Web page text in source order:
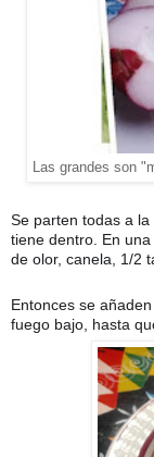
Las grandes son
Se parten todas a
tiene dentro. En
de olor, canela, 1/2
Entonces se
fuego bajo, hasta